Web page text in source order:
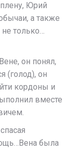
Юрий
а также
только…
он понял,
(голод), он
кордоны и
вместе
была